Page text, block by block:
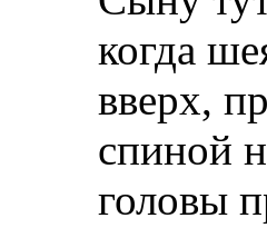
когда
вверх,
спиной
головы